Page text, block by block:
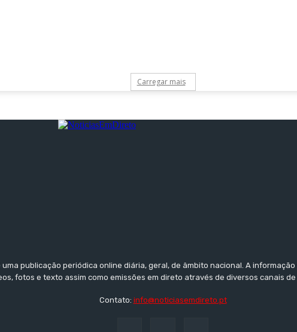
Carregar mais
é uma publicação periódica online diária, geral, de âmbito nacional. A
fotos e texto assim como emissões em direto através de diversos canais
Contato: info@noticiasemdireto.pt